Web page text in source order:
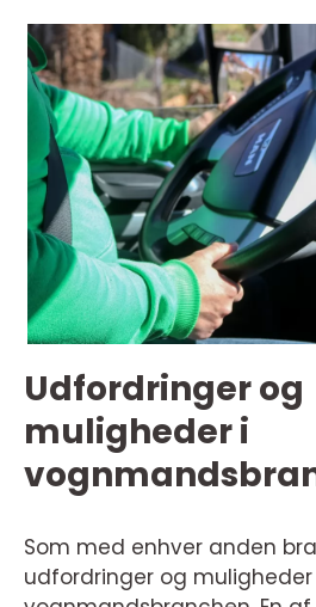
Udfordringer og
muligheder i
Som med enhver anden
udfordringer og muligheder